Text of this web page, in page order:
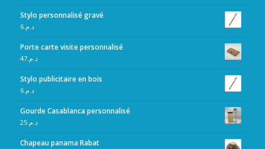
Stylo personnalisé gravé
د.م.6
Porte carte visite personnalisé
د.م.47
Stylo publicitaire en bois
د.م.6
Gourde Casablanca personnalisé
د.م.25
Chapeau panama Rabat